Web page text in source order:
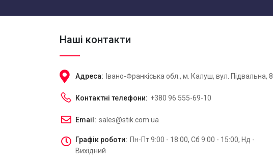
Наші контакти
Адреса: Івано-Франкіська обл., м. Калуш, вул. Підвальна, 8
Контактні телефони: +380 96 555-69-10
Email: sales@stik.com.ua
Графік роботи: Пн-Пт 9:00 - 18:00, Сб 9:00 - 15:00, Нд -
Вихідний